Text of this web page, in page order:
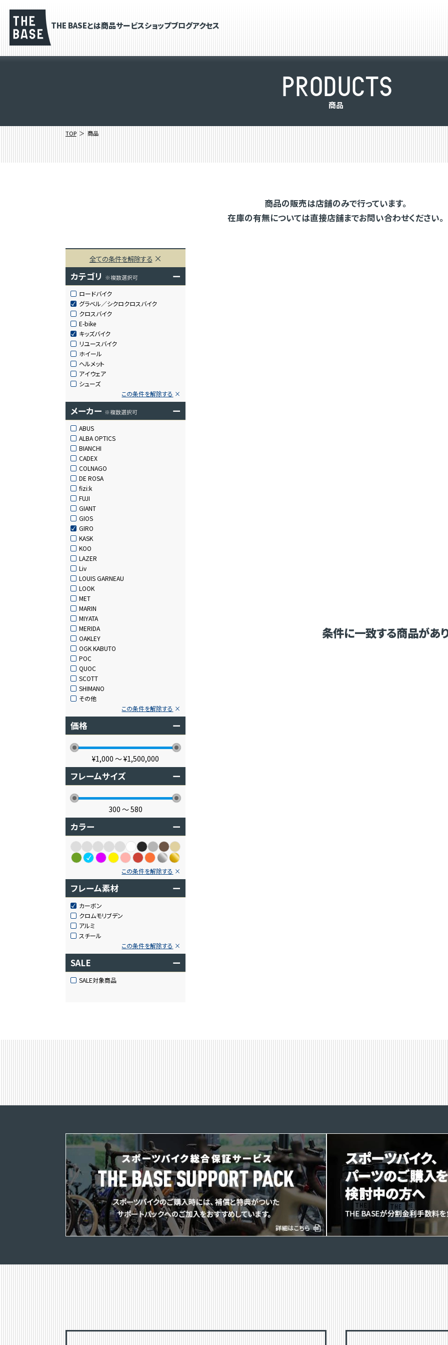
THE BASEとは商品サービスショップブログアクセス
PRODUCTS
商品
TOP 商品
商品の販売は店舗のみで行っています。
在庫の有無については直接店舗までお問い合わせください。
全ての条件を解除する
カテゴリ ※複数選択可 ー
ロードバイク
グラベル／シクロクロスバイク
クロスバイク
E-bike
キッズバイク
リユースバイク
ホイール
ヘルメット
アイウェア
シューズ
この条件を解除する
メーカー ※複数選択可 ー
ABUS
ALBA OPTICS
BIANCHI
CADEX
COLNAGO
DE ROSA
fizi:k
FUJI
GIANT
GIOS
GIRO
KASK
KOO
LAZER
Liv
LOUIS GARNEAU
LOOK
MET
MARIN
MIYATA
MERIDA
OAKLEY
OGK KABUTO
POC
QUOC
SCOTT
SHIMANO
その他
この条件を解除する
価格 ー
¥1,000 〜¥1,500,000
フレームサイズ ー
300 〜580
カラー ー
この条件を解除する
フレーム素材 ー
カーボン
クロムモリブデン
アルミ
スチール
この条件を解除する
SALE ー
SALE対象商品
条件に一致する商品があ